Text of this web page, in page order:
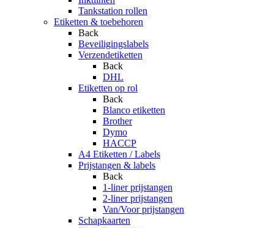
Tankstation rollen
Etiketten & toebehoren
Back
Beveiligingslabels
Verzendetiketten
Back
DHL
Etiketten op rol
Back
Blanco etiketten
Brother
Dymo
HACCP
A4 Etiketten / Labels
Prijstangen & labels
Back
1-liner prijstangen
2-liner prijstangen
Van/Voor prijstangen
Schapkaarten